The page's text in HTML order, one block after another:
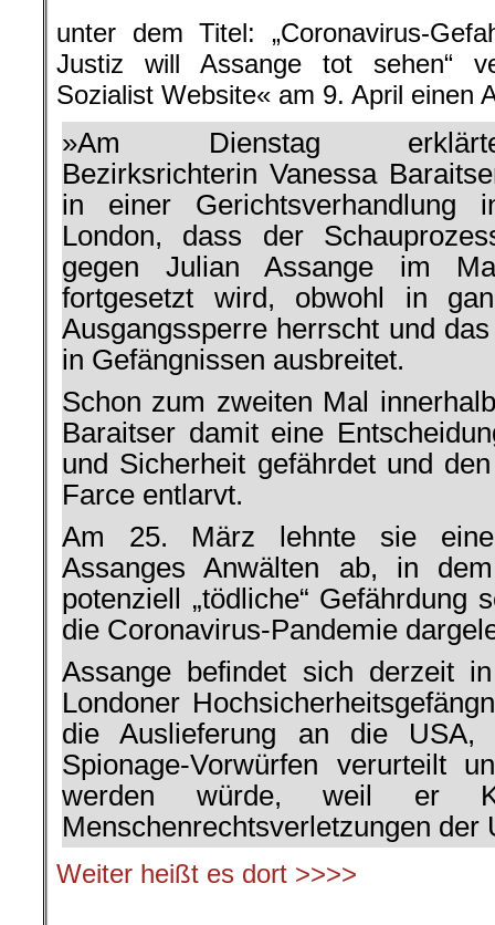
unter dem Titel: „Coronavirus-
Justiz will Assange tot sehen“
Sozialist Website« am 9. April einen
»Am Dienstag
Bezirksrichterin Vanessa
in einer Gerichtsverhandlung
London, dass der
gegen Julian Assange im
fortgesetzt wird, obwohl in
Ausgangssperre herrscht und
in Gefängnissen ausbreitet.
Schon zum zweiten Mal
Baraitser damit eine
und Sicherheit gefährdet und
Farce entlarvt.
Am 25. März lehnte sie
Assanges Anwälten ab, in
potenziell „tödliche“ Gefährdung
die Coronavirus-Pandemie
Assange befindet sich derzeit
Londoner
die Auslieferung an die
Spionage-Vorwürfen verurteilt
werden würde, weil er
Menschenrechtsverletzungen der
Weiter heißt es dort >>>>